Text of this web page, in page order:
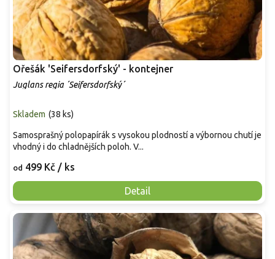
Ořešák 'Seifersdorfský' - kontejner
Juglans regia ´Seifersdorfský´
Skladem (38 ks)
od 499 Kč / ks
Detail
Samosprašný polopapírák s vysokou plodností a výbornou chutí je
vhodný i do chladnějších poloh. V...